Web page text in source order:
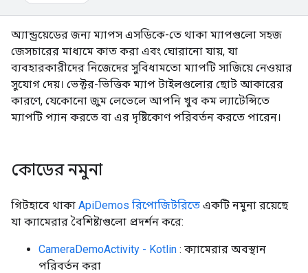
অ্যান্ড্রয়েডের জন্য ম্যাপস এসডিকে-তে থাকা ম্যাপগুলো সহজ
জেসচারের মাধ্যমে কাত করা এবং ঘোরানো যায়, যা
ব্যবহারকারীদের নিজেদের সুবিধামতো ম্যাপটি সাজিয়ে নেওয়ার
সুযোগ দেয়। ভেক্টর-ভিত্তিক ম্যাপ টাইলগুলোর ছোট আকারের
কারণে, যেকোনো জুম লেভেলে আপনি খুব কম ল্যাটেন্সিতে
ম্যাপটি প্যান করতে বা এর দৃষ্টিকোণ পরিবর্তন করতে পারেন।
কোডের নমুনা
গিটহাবে থাকা ApiDemos রিপোজিটরিতে একটি নমুনা রয়েছে
যা ক্যামেরার বৈশিষ্ট্যগুলো প্রদর্শন করে:
CameraDemoActivity - Kotlin : ক্যামেরার অবস্থান
পরিবর্তন করা